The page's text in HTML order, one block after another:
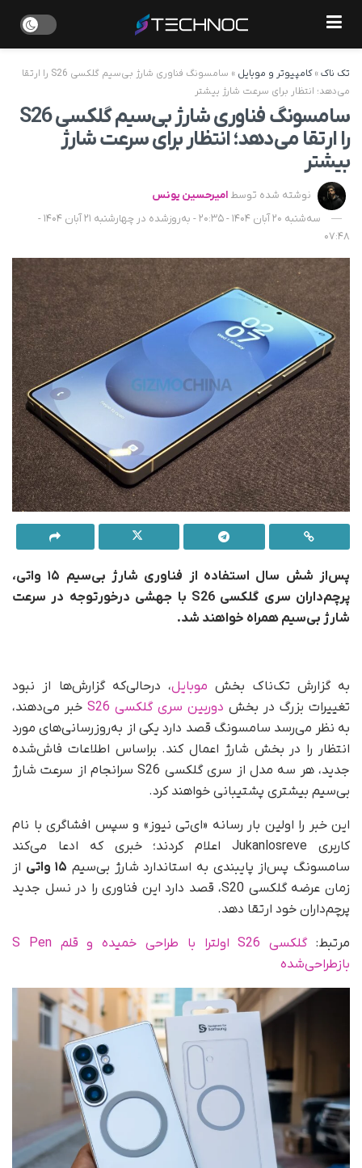
تک ناک»کامپیوتر و موبایل »
سامسونگ فناوری شارژ بی‌سیم گلکسی S26 را ارتقا
می‌دهد؛ انتظار برای سرعت شارژ بیشتر
سامسونگ فناوری شارژ بی‌سیم گلکسی S26
را ارتقا می‌دهد؛ انتظار برای سرعت شارژ
بیشتر
نوشته شده توسط امیرحسین یونس
سه‌شنبه 20 آبان 1404 - 20:35 - به‌روزشده در چهارشنبه 21 آبان 1404 -
07:48
پس‌از شش سال استفاده از فناوری شارژ بی‌سیم ۱۵ واتی،
پرچم‌داران سری گلکسی S26 با جهشی درخورتوجه در سرعت
شارژ بی‌سیم همراه خواهند شد.
به گزارش تک‌ناک بخش موبایل، در‌حالی‌که گزارش‌ها از نبود
تغییرات بزرگ در بخش دوربین سری گلکسی S26
خبر می‌دهند،
به نظر می‌رسد سامسونگ قصد دارد یکی از به‌روزرسانی‌های مورد
انتظار را در بخش شارژ اعمال کند. براساس اطلاعات فاش‌شده
جدید، هر سه مدل از سری گلکسی S26 سرانجام از سرعت شارژ
بی‌سیم بیشتری پشتیبانی خواهند کرد.
این خبر را اولین بار رسانه «ای‌تی نیوز» و سپس افشاگری با نام
کاربری Jukanlosreve اعلام کردند؛ خبری که ادعا می‌کند
سامسونگ پس‌از پایبندی به استاندارد شارژ بی‌سیم ۱۵ واتی
از
زمان عرضه گلکسی S20، قصد دارد این فناوری را در نسل جدید
پرچم‌داران خود ارتقا دهد.
مرتبط:
گلکسی S26 اولترا با طراحی خمیده و قلم S Pen
بازطراحی‌شده